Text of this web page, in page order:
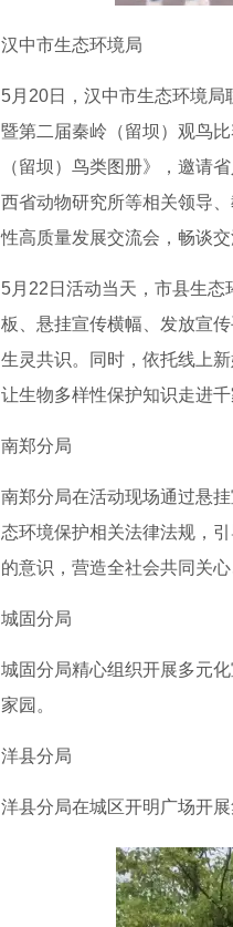
汉中市生态环境局
5月20日，汉中市生态环境局
暨第二届秦岭（留坝）观鸟
（留坝）鸟类图册》，邀请
西省动物研究所等相关领导
性高质量发展交流会，畅谈
5月22日活动当天，市县生
板、悬挂宣传横幅、发放宣
生灵共识。同时，依托线上
让生物多样性保护知识走进千
南郑分局
南郑分局在活动现场通过悬
态环境保护相关法律法规，
的意识，营造全社会共同关
城固分局
城固分局精心组织开展多元
家园。
洋县分局
洋县分局在城区开明广场开